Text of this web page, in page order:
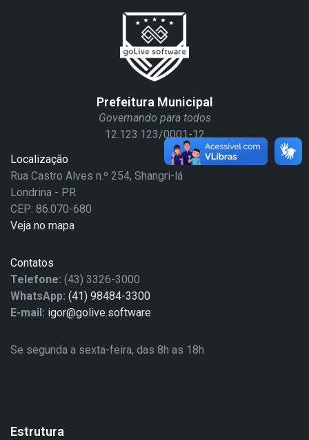
Prefeitura Municipal
Governando para todos
12.123.123/0001-12
Localização
Rua Castro Alves n.º 254, Shangri-lá
Londrina - PR
CEP: 86.070-680
Veja no mapa
Contatos
Telefone: (43) 3326-3000
WhatsApp: (41) 98484-3300
E-mail: igor@golive.software
Se segunda a sexta-feira, das 8h as 18h
Estrutura